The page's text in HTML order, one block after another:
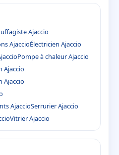
Ajaccio
AjaccioÉlectricien Ajaccio
Pompe à chaleur Ajaccio
Ajaccio
Ajaccio
AjaccioSerrurier Ajaccio
Vitrier Ajaccio